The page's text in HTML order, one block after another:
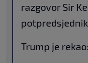
razgovor Sir
Trump je rekao: